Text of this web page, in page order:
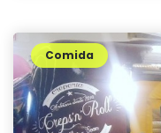
Comida